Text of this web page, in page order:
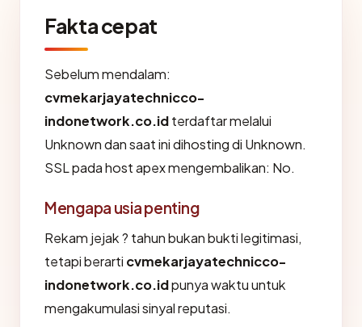
Fakta cepat
Sebelum mendalam:
cvmekarjayatechnicco-
indonetwork.co.idterdaftar melalui
Unknown dan saat ini dihosting di Unknown.
SSL pada host apex mengembalikan: No.
Mengapa usia penting
Rekam jejak ? tahun bukan bukti legitimasi,
tetapi berarti cvmekarjayatechnicco-
indonetwork.co.idpunya waktu untuk
mengakumulasi sinyal reputasi.